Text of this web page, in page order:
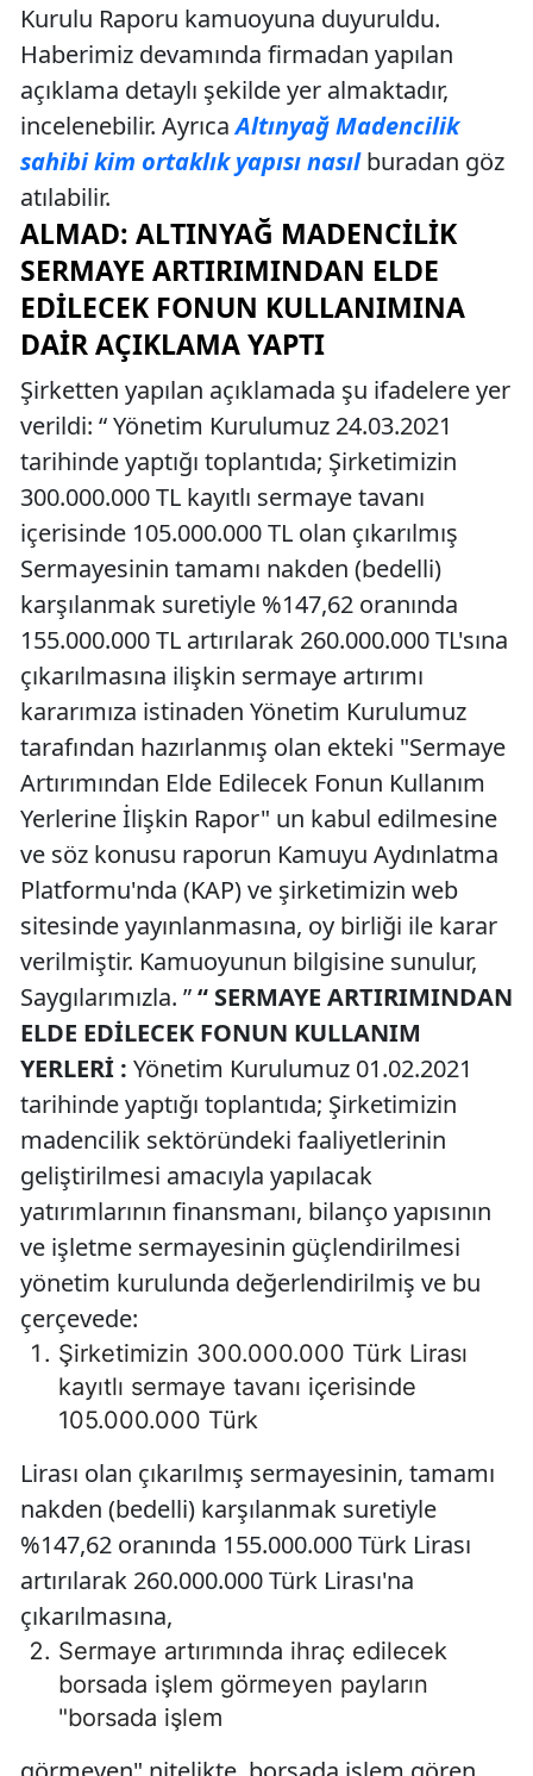
Kurulu Raporu kamuoyuna duyuruldu.
Haberimiz devamında firmadan yapılan
açıklama detaylı şekilde yer almaktadır,
incelenebilir. AyrıcaAltınyağ Madencilik
sahibi kim ortaklık yapısı nasılburadan göz
atılabilir.
ALMAD: ALTINYAĞ MADENCILIK
SERMAYE ARTIRIMINDAN ELDE
EDILECEK FONUN KULLANIMINA
DAIR AÇIKLAMA YAPTI
Şirketten yapılan açıklamada şu ifadelere yer
verildi: “ Yönetim Kurulumuz 24.03.2021
tarihinde yaptığı toplantıda; Şirketimizin
300.000.000 TL kayıtlı sermaye tavanı
içerisinde 105.000.000 TL olan çıkarılmış
Sermayesinin tamamı nakden (bedelli)
karşılanmak suretiyle %147,62 oranında
155.000.000 TL artırılarak 260.000.000 TL'sına
çıkarılmasına ilişkin sermaye artırımı
kararımıza istinaden Yönetim Kurulumuz
tarafından hazırlanmış olan ekteki "Sermaye
Artırımından Elde Edilecek Fonun Kullanım
Yerlerine İlişkin Rapor" un kabul edilmesine
ve söz konusu raporun Kamuyu Aydınlatma
Platformu'nda (KAP) ve şirketimizin web
sitesinde yayınlanmasına, oy birliği ile karar
verilmiştir. Kamuoyunun bilgisine sunulur,
Saygılarımızla. ”“ SERMAYE ARTIRIMINDAN
ELDE EDİLECEK FONUN KULLANIM
YERLERİ : Yönetim Kurulumuz 01.02.2021
tarihinde yaptığı toplantıda; Şirketimizin
madencilik sektöründeki faaliyetlerinin
geliştirilmesi amacıyla yapılacak
yatırımlarının finansmanı, bilanço yapısının
ve işletme sermayesinin güçlendirilmesi
yönetim kurulunda değerlendirilmiş ve bu
çerçevede:
Şirketimizin 300.000.000 Türk Lirası
kayıtlı sermaye tavanı içerisinde
105.000.000 Türk
Lirası olan çıkarılmış sermayesinin, tamamı
nakden (bedelli) karşılanmak suretiyle
%147,62 oranında 155.000.000 Türk Lirası
artırılarak 260.000.000 Türk Lirası'na
çıkarılmasına,
Sermaye artırımında ihraç edilecek
borsada işlem görmeyen payların
"borsada işlem